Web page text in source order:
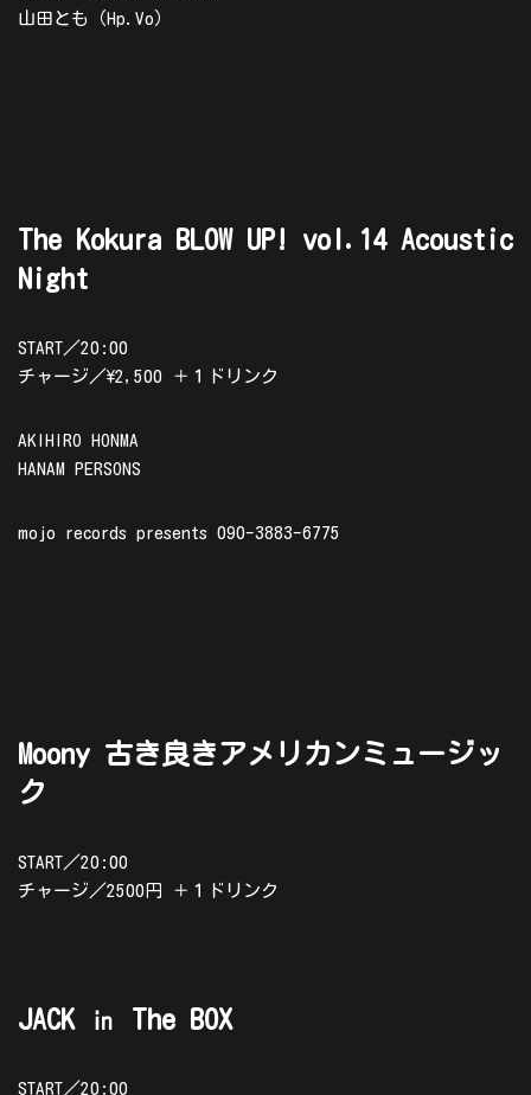
山田とも（Hp.Vo）
The Kokura BLOW UP! vol.14 Acoustic
Night
START／20:00
チャージ／\2,500 ＋１ドリンク
AKIHIRO HONMA
HANAM PERSONS
mojo records presents 090-3883-6775
Moony 古き良きアメリカンミュージッ
ク
START／20:00
チャージ／2500円 ＋１ドリンク
JACK ㏌ The BOX
START／20:00